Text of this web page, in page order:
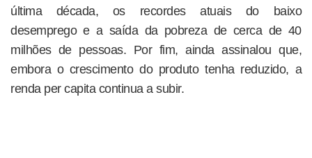
última década, os recordes atuais do baixo
desemprego e a saída da pobreza de cerca de 40
milhões de pessoas. Por fim, ainda assinalou que,
embora o crescimento do produto tenha reduzido, a
renda per capita continua a subir.